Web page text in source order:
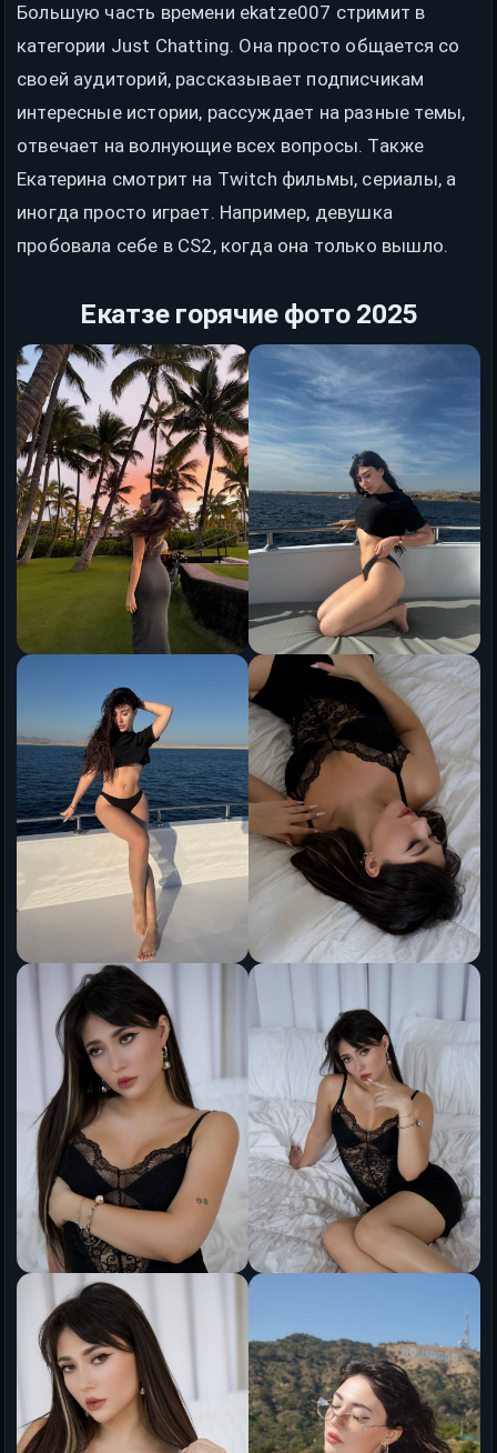
Большую часть времени ekatze007 стримит в
категории Just Chatting. Она просто общается со
своей аудиторий, рассказывает подписчикам
интересные истории, рассуждает на разные темы,
отвечает на волнующие всех вопросы. Также
Екатерина смотрит на Twitch фильмы, сериалы, а
иногда просто играет. Например, девушка
пробовала себе в CS2, когда она только вышло.
Екатзе горячие фото 2025